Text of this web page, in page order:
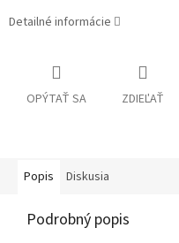
Detailné informácie
OPÝTAŤ SA ZDIEĽAŤ
Popis Diskusia
Podrobný popis